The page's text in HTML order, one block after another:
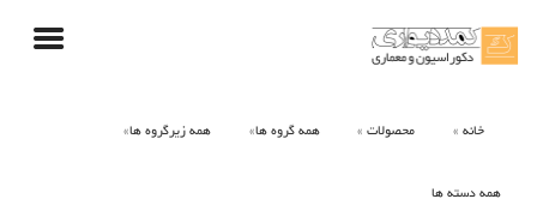
خانه محصولات همه گروه ها همه زیرگروه ها
همه دسته ها